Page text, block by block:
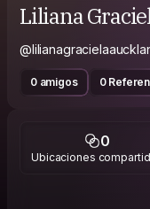
Liliana
0 amigos 0
0
Ubicaciones